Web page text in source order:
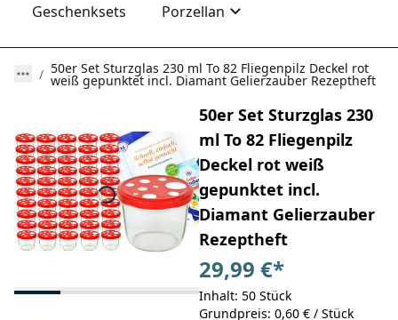
Geschenksets
Porzellan
50er Set Sturzglas 230 ml To 82 Fliegenpilz Deckel rot
weiß gepunktet incl. Diamant Gelierzauber Rezeptheft
50er Set Sturzglas 230
ml To 82 Fliegenpilz
Deckel rot weiß
gepunktet incl.
Diamant Gelierzauber
Rezeptheft
29,99 €*
Inhalt: 50 Stück
Grundpreis: 0,60 € / Stück